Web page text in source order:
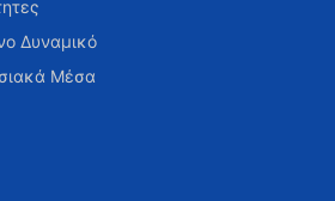
Δυναμικό
Μέσα